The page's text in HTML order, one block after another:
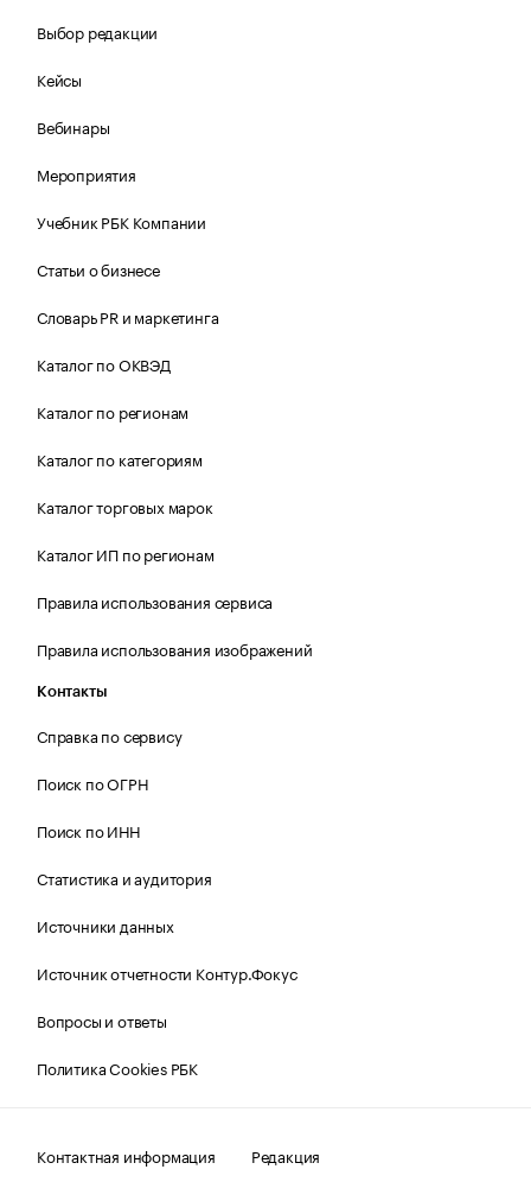
Выбор редакции
Кейсы
Вебинары
Мероприятия
Учебник РБК Компании
Статьи о бизнесе
Словарь PR и маркетинга
Каталог по ОКВЭД
Каталог по регионам
Каталог по категориям
Каталог торговых марок
Каталог ИП по регионам
Правила использования сервиса
Правила использования изображений
Контакты
Справка по сервису
Поиск по ОГРН
Поиск по ИНН
Статистика и аудитория
Источники данных
Источник отчетности Контур.Фокус
Вопросы и ответы
Политика Cookies РБК
Контактная информация Редакция